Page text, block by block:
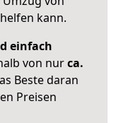
kann.
einfach
von nurca.
Beste daran
Preisen